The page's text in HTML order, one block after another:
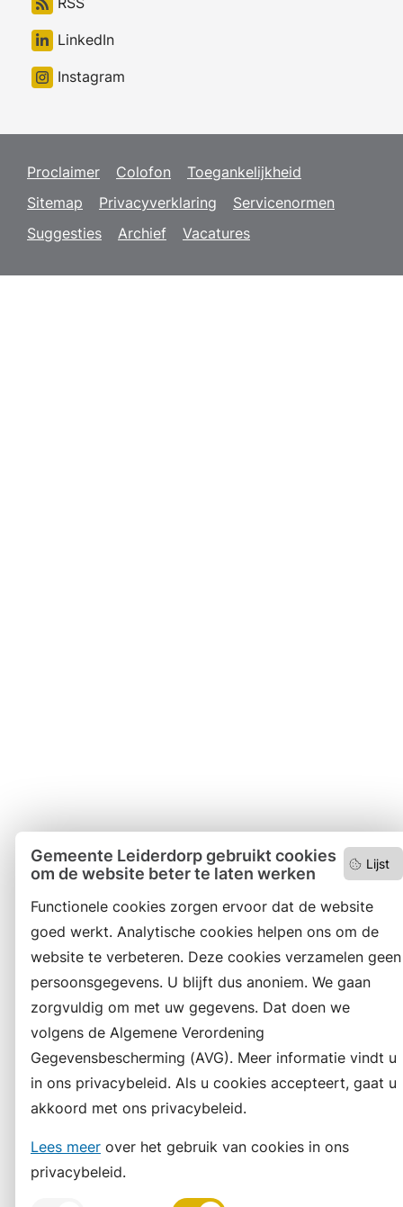
Lijst
Gemeente Leiderdorp gebruikt cookies
om de website beter te laten werken
Functionele cookies zorgen ervoor dat de website
goed werkt. Analytische cookies helpen ons om de
website te verbeteren. Deze cookies verzamelen geen
persoonsgegevens. U blijft dus anoniem. We gaan
zorgvuldig om met uw gegevens. Dat doen we
volgens de Algemene Verordening
Gegevensbescherming (AVG). Meer informatie vindt u
in ons privacybeleid. Als u cookies accepteert, gaat u
akkoord met ons privacybeleid.
Lees meer over het gebruik van cookies in ons
privacybeleid.
LinkedIn
Instagram
Proclaimer Colofon
Toegankelijkheid
Sitemap
Privacyverklaring
Servicenormen
Suggesties
Archief Vacatures